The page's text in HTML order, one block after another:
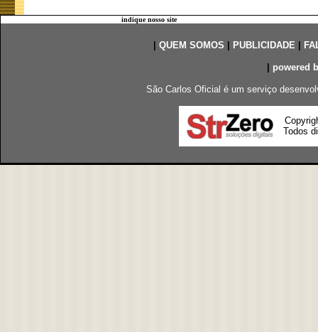
indique nosso site
QUEM SOMOS PUBLICIDADE|
powered
São Carlos Oficial é um serviço
Todos